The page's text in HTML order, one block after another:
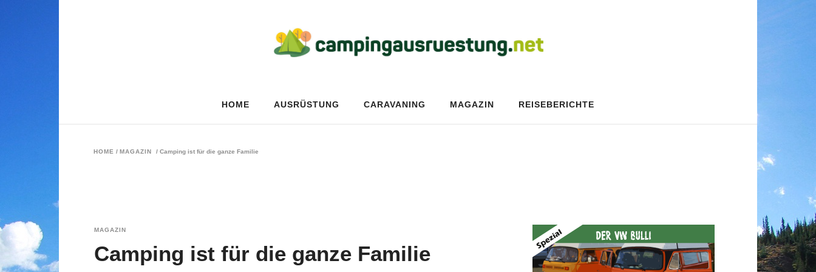
HOME AUSRÜSTUNG CARAVANING MAGAZIN REISEBERICHTE
HOME / MAGAZIN / Camping ist für die ganze Familie
MAGAZIN
Camping ist für die ganze Familie